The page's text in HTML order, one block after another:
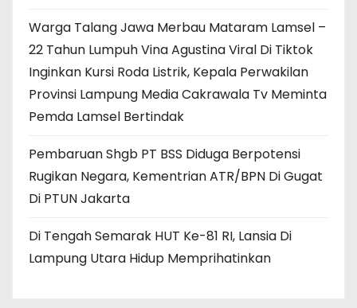
Warga Talang Jawa Merbau Mataram Lamsel –
22 Tahun Lumpuh Vina Agustina Viral Di Tiktok
Inginkan Kursi Roda Listrik, Kepala Perwakilan
Provinsi Lampung Media Cakrawala Tv Meminta
Pemda Lamsel Bertindak
Pembaruan Shgb PT BSS Diduga Berpotensi
Rugikan Negara, Kementrian ATR/BPN Di Gugat
Di PTUN Jakarta
Di Tengah Semarak HUT Ke-81 RI, Lansia Di
Lampung Utara Hidup Memprihatinkan